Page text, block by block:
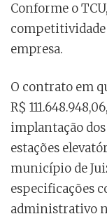
Conforme o
competitividade
empresa.
O contrato em
R$
implantação
estações
município de
especificações
administrativo